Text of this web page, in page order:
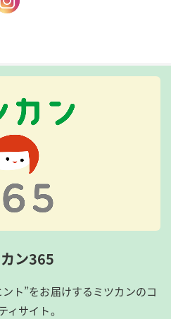
ン365
ト”をお届けするミツカンのコ
ィサイト。